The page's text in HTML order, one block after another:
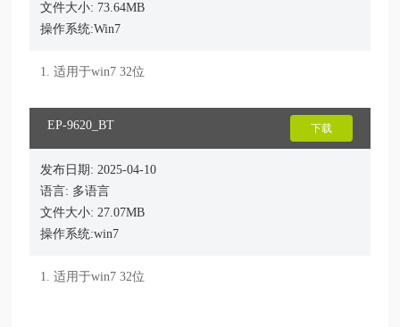
文件大小: 73.64MB
操作系统:Win7
1. 适用于win7 32位
EP-9620_BT 下载
发布日期: 2025-04-10
语言: 多语言
文件大小: 27.07MB
操作系统:win7
1. 适用于win7 32位